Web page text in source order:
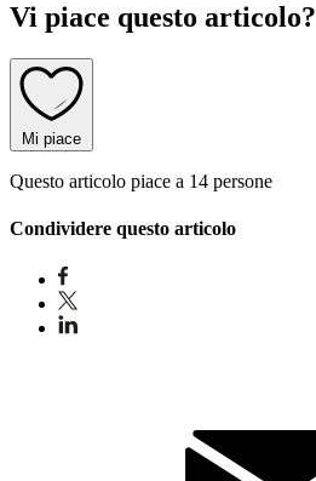
Vi piace questo articolo?
Mi piace
Questo articolo piace a 14 persone
Condividere questo articolo